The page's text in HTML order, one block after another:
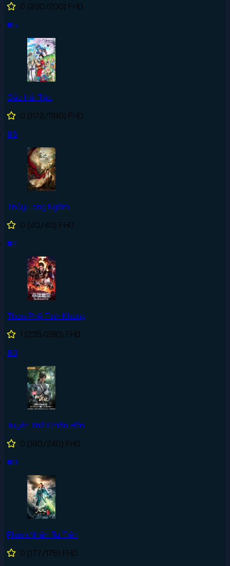
0 (200/200) FHD
#5
Đảo Hải Tặc
0 (1172/1190) FHD
#6
Thủy Long Ngâm
0 (40/40) FHD
#7
Thôn Phệ Tinh Không
1 (235/280) FHD
#8
Tuyệt Thế Chiến Hồn
0 (180/240) FHD
#9
Phàm Nhân Tu Tiên
0 (177/176) FHD